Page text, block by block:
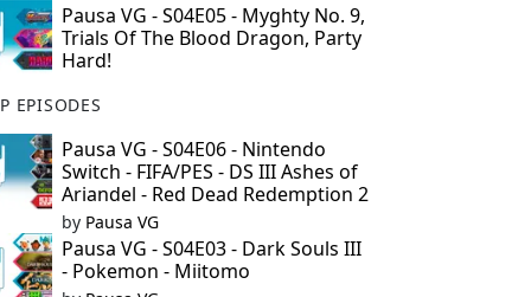
Pausa VG - S04E05 - Myghty No. 9,
Trials Of The Blood Dragon, Party
Hard!
EPISODES
Pausa VG - S04E06 - Nintendo
Switch - FIFA/PES - DS III Ashes of
Ariandel - Red Dead Redemption 2
by Pausa VG
Pausa VG - S04E03 - Dark Souls III
- Pokemon - Miitomo